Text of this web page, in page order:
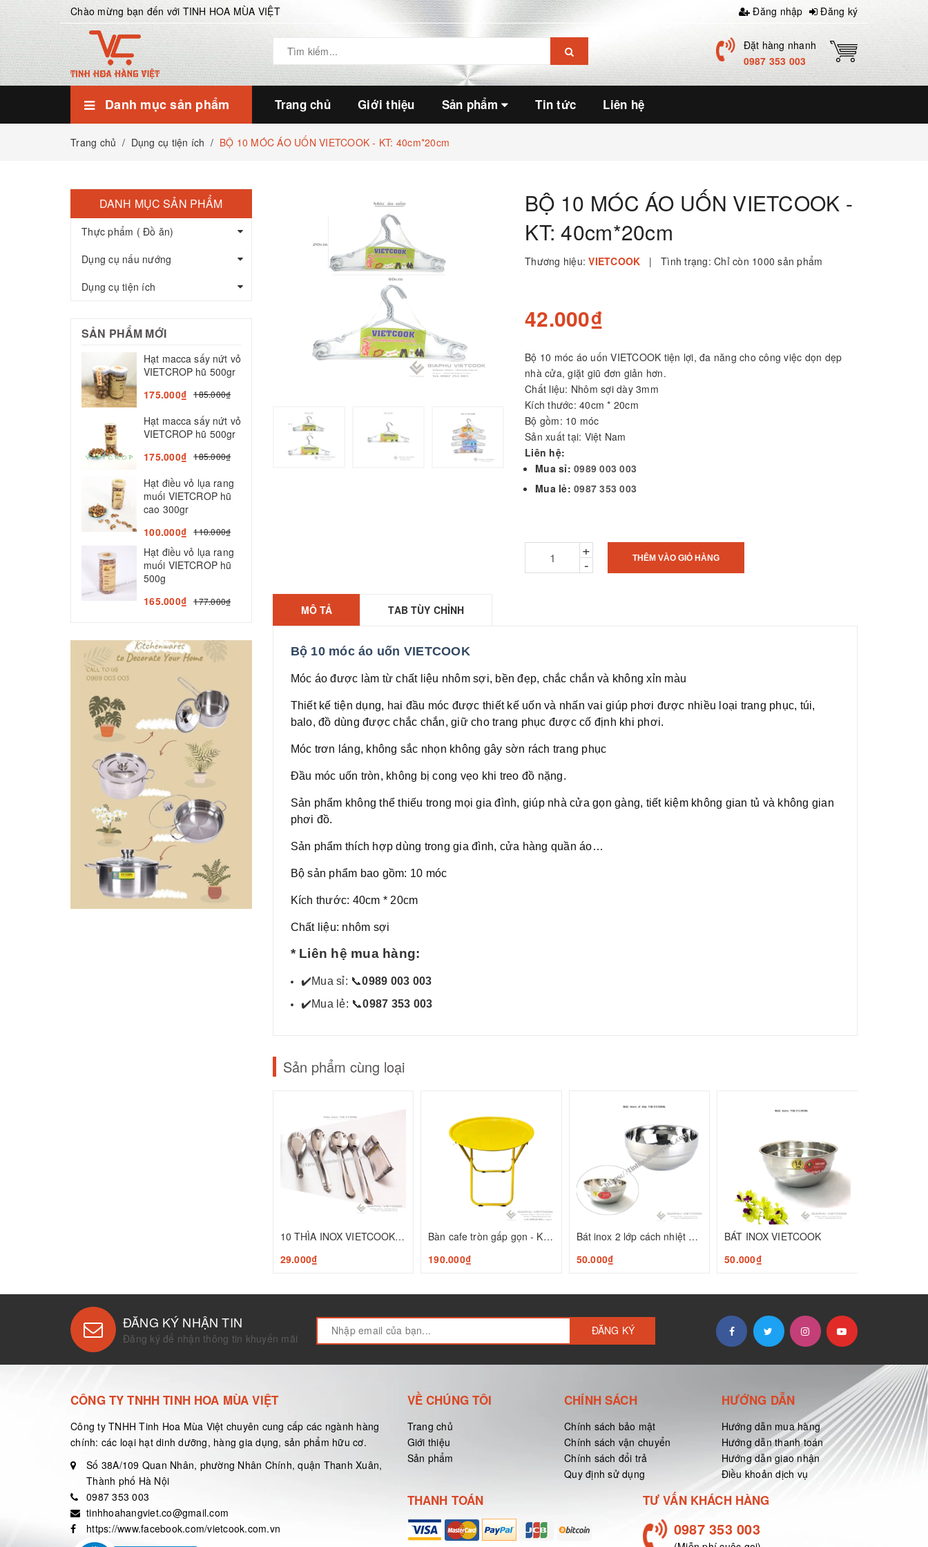
Chào mừng bạn đến với TINH HOA MÙA VIỆT Đăng nhập Đăng ký
Đặt hàng nhanh
0987 353 003
Danh mục sản phẩm Trang chủ Giới thiệu Sản phẩm Tin tức Liên hệ
Trang chủ / Dụng cụ tiện ích / BỘ 10 MÓC ÁO UỐN VIETCOOK - KT: 40cm*20cm
BỘ 10 MÓC ÁO UỐN VIETCOOK -
KT: 40cm*20cm
Thương hiệu: VIETCOOK | Tình trạng: Chỉ còn 1000 sản phẩm
42.000₫
Bộ 10 móc áo uốn VIETCOOK tiện lợi, đa năng cho công việc dọn dẹp
nhà cửa, giặt giũ đơn giản hơn.
Chất liệu: Nhôm sợi dày 3mm
Kích thước: 40cm * 20cm
Bộ gồm: 10 móc
Sản xuất tại: Việt Nam
Liên hệ:
Mua sỉ:0989 003 003
Mua lẻ:0987 353 003
+
- THÊM VÀO GIỎ HÀNG
MÔ TẢ TAB TÙY CHỈNH
Bộ 10 móc áo uốn VIETCOOK
Móc áo được làm từ chất liệu nhôm sợi, bền đẹp, chắc chắn và không xỉn màu
Thiết kế tiện dụng, hai đầu móc được thiết kế uốn và nhấn vai giúp phơi được nhiều loại trang phục, túi,
balo, đồ dùng được chắc chắn, giữ cho trang phục được cố định khi phơi.
Móc trơn láng, không sắc nhọn không gây sờn rách trang phục
Đầu móc uốn tròn, không bị cong vẹo khi treo đồ nặng.
Sản phẩm không thể thiếu trong mọi gia đình, giúp nhà cửa gọn gàng, tiết kiệm không gian tủ và không gian
phơi đồ.
Sản phẩm thích hợp dùng trong gia đình, cửa hàng quần áo…
Bộ sản phẩm bao gồm: 10 móc
Kích thước: 40cm * 20cm
Chất liệu: nhôm sợi
* Liên hệ mua hàng:
✔️Mua sỉ: 📞0989 003 003
✔️Mua lẻ: 📞0987 353 003
Sản phẩm cùng loại
10 THÌA INOX VIETCOOK (Thìa canh vuông, thìa canh bầu, thìa súp, thìa chanh, thìa gia vị)
29.000₫
Bàn cafe tròn gấp gọn - KT: 50cm*Ø43cm
190.000₫
Bát inox 2 lớp cách nhiệt VIETCOOK
50.000₫
BÁT INOX VIETCOOK
50.000₫
DANH MỤC SẢN PHẨM
Thực phẩm ( Đồ ăn)
Dụng cụ nấu nướng
Dụng cụ tiện ích
SẢN PHẨM MỚI
Hạt macca sấy nứt vỏ
VIETCROP hũ 500gr
175.000₫
185.000₫
Hạt macca sấy nứt vỏ
VIETCROP hũ 500gr
175.000₫
185.000₫
Hạt điều vỏ lụa rang
muối VIETCROP hũ
cao 300gr
100.000₫
110.000₫
Hạt điều vỏ lụa rang
muối VIETCROP hũ
500g
165.000₫
177.000₫
NỒI LẨU INOX 3 ĐÁY
Vá súp inox 304
THAPHAFAC cán
nhựa
ĐĂNG KÝ NHẬN TIN
Đăng ký để nhận thông tin khuyến mãi
ĐĂNG KÝ
CÔNG TY TNHH TINH HOA MÙA VIỆT
Công ty TNHH Tinh Hoa Mùa Việt chuyên cung cấp các ngành hàng
chính: các loại hạt dinh dưỡng, hàng gia dụng, sản phẩm hữu cơ.
Số 38A/109 Quan Nhân, phường Nhân Chính, quận Thanh Xuân,
Thành phố Hà Nội
0987 353 003
tinhhoahangviet.co@gmail.com
https://www.facebook.com/vietcook.com.vn
VỀ CHÚNG TÔI
Trang chủ
Giới thiệu
Sản phẩm
CHÍNH SÁCH
Chính sách bảo mật
Chính sách vận chuyển
Chính sách đổi trả
Quy định sử dụng
HƯỚNG DẪN
Hướng dẫn mua hàng
Hướng dẫn thanh toán
Hướng dẫn giao nhận
Điều khoản dịch vụ
THANH TOÁN TƯ VẤN KHÁCH HÀNG
0987 353 003